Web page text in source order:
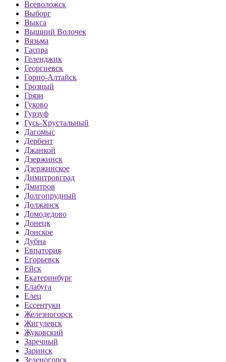
Всеволожск
Выборг
Выкса
Вышний Волочек
Вязьма
Гаспра
Геленджик
Георгиевск
Горно-Алтайск
Грозный
Грязи
Гуково
Гурзуф
Гусь-Хрустальный
Дагомыс
Дербент
Джанкой
Дзержинск
Дзержинское
Димитровград
Дмитров
Долгопрудный
Должанск
Домодедово
Донецк
Донское
Дубна
Евпатория
Егорьевск
Ейск
Екатеринбург
Елабуга
Елец
Ессентуки
Железногорск
Жигулевск
Жуковский
Заречный
Заринск
Зеленогорск